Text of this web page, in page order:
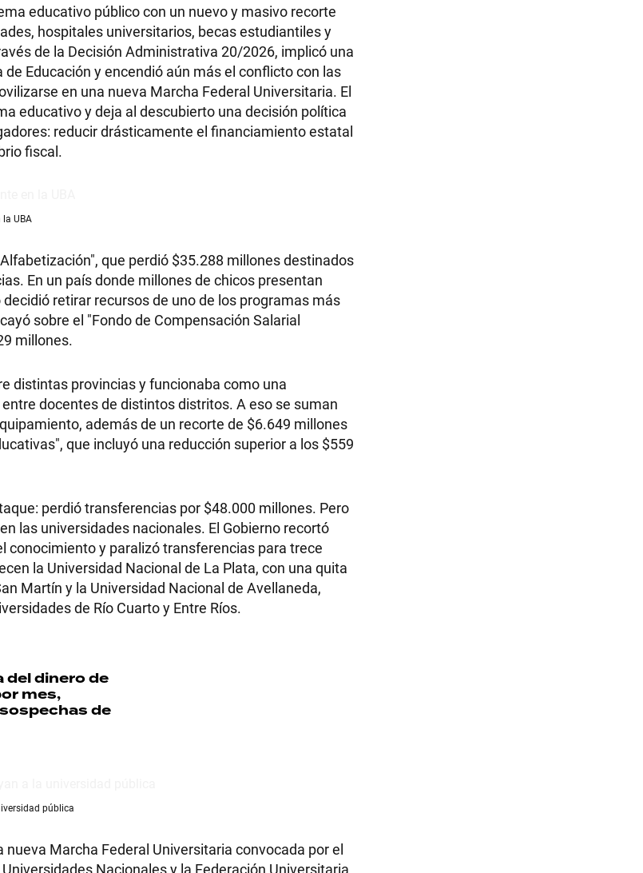
educativo público con un nuevo y masivo recorte
hospitales universitarios, becas estudiantiles y
de la Decisión Administrativa 20/2026, implicó una
Educación y encendió aún más el conflicto con las
en una nueva Marcha Federal Universitaria. El
educativo y deja al descubierto una decisión política
reducir drásticamente el financiamiento estatal
fiscal.
UBA
que perdió $35.288 millones destinados
En un país donde millones de chicos presentan
retirar recursos de uno de los programas más
sobre el "Fondo de Compensación Salarial
millones.
distintas provincias y funcionaba como una
docentes de distintos distritos. A eso se suman
además de un recorte de $6.649 millones
que incluyó una reducción superior a los $559
perdió transferencias por $48.000 millones. Pero
las universidades nacionales. El Gobierno recortó
y paralizó transferencias para trece
la Universidad Nacional de La Plata, con una quita
Martín y la Universidad Nacional de Avellaneda,
de Río Cuarto y Entre Ríos.
del dinero de
mes,
de
pública
Marcha Federal Universitaria convocada por el
Nacionales y la Federación Universitaria
RECETAS
HORÓSCOPO